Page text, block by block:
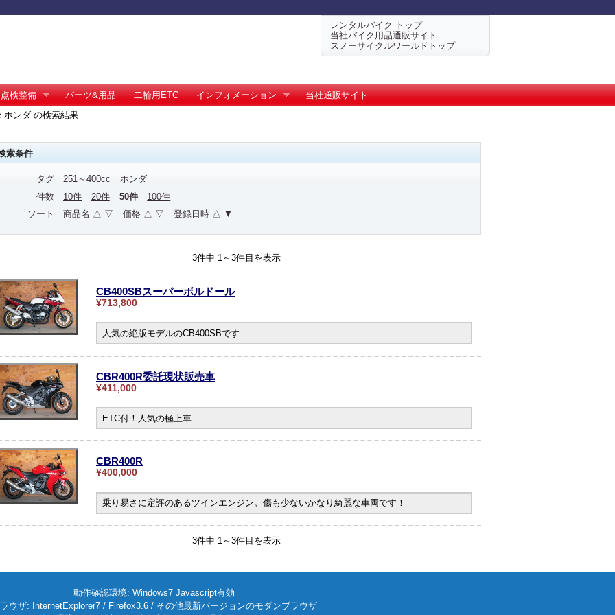
レンタルバイク トップ
当社バイク用品通販サイト
スノーサイクルワールドトップ
点検整備 パーツ&用品 二輪用ETC インフォメーション
当社通販サイト
ンダ の検索結果
索条件
タグ 251～400cc
ホンダ
件数
10件 20件 50件
100件
ソート
商品名 △ ▽ 価格 △ ▽ 登録日時 △ ▼
3件中 1～3件目を表示
CB400SBスーパーボルドール
¥713,800
人気の絶版モデルのCB400SBです
CBR400R委託現状販売車
¥411,000
ETC付！人気の極上車
CBR400R
¥400,000
乗り易さに定評のあるツインエンジン。傷も少ないかなり綺麗な車両です！
3件中 1～3件目を表示
動作確認環境: Windows7 Javascript有効
ウザ: InternetExplorer7 / Firefox3.6 / その他最新バージョンのモダンブラウザ